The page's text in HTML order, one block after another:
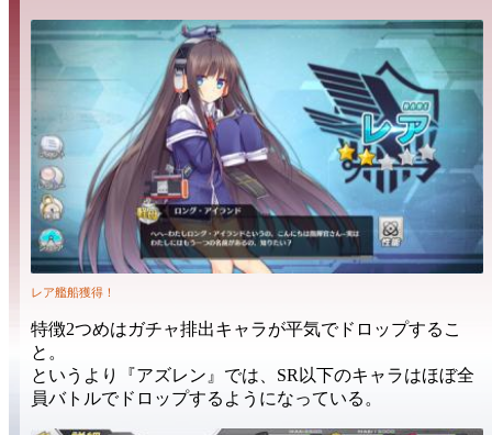
レア艦船獲得！
特徴2つめはガチャ排出キャラが平気でドロップする こ
と。
というより『アズレン』では、 SR以下のキャラはほぼ全
員バトルでドロップするようになっている。